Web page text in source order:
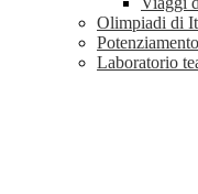
Olimpiadi di
Laboratorio